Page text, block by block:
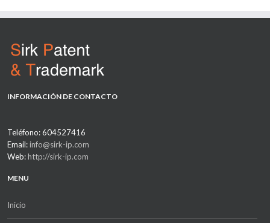
INFORMACIÓN DE CONTACTO
Teléfono: 604527416
Email:info@sirk-ip.com
Web:http://sirk-ip.com
MENU
Inicio